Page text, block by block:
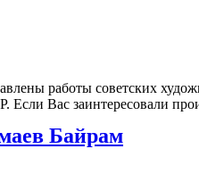
Байрам
работы советских
Вас заинтересовали